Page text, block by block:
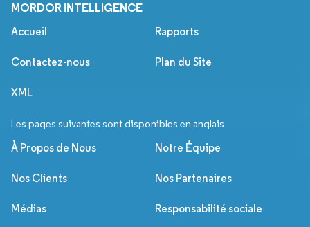
MORDOR INTELLIGENCE
Accueil Rapports
Contactez-nous Plan du Site
XML
Les pages suivantes sont disponibles en anglais
À Propos de Nous Notre Équipe
Nos Clients Nos Partenaires
Médias Responsabilité sociale